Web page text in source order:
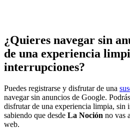
¿Quieres navegar sin
de una experiencia
interrupciones?
Puedes registrarse y disfrutar de una
navegar sin anuncios de Google. Podrás
disfrutar de una experiencia limpia, sin
sabiendo que desde La Noción no vas
web.